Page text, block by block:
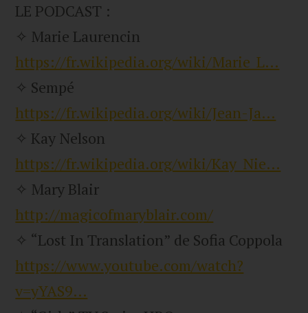
LE PODCAST :
✧ Marie Laurencin
https://fr.wikipedia.org/wiki/Marie_L…
✧ Sempé
https://fr.wikipedia.org/wiki/Jean-Ja…
✧ Kay Nelson
https://fr.wikipedia.org/wiki/Kay_Nie…
✧ Mary Blair
http://magicofmaryblair.com/
✧ “Lost In Translation” de Sofia Coppola
https://www.youtube.com/watch?
v=yYAS9…